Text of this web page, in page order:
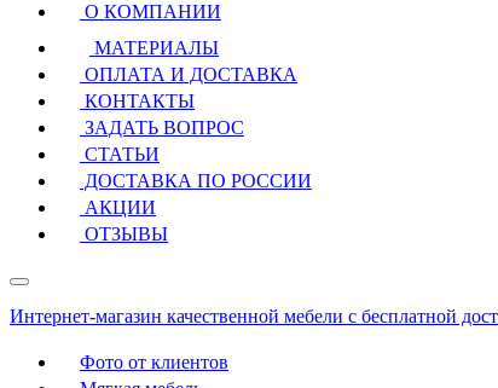
О КОМПАНИИ
МАТЕРИАЛЫ
ОПЛАТА И ДОСТАВКА
КОНТАКТЫ
ЗАДАТЬ ВОПРОС
СТАТЬИ
ДОСТАВКА ПО РОССИИ
АКЦИИ
ОТЗЫВЫ
Интернет-магазин качественной мебели с бесплатной
Фото от клиентов